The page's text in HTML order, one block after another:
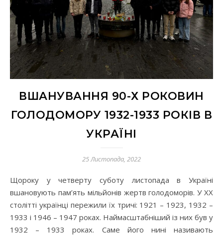
ВШАНУВАННЯ 90-Х РОКОВИН
ГОЛОДОМОРУ 1932-1933 РОКІВ В
УКРАЇНІ
25 Листопада, 2022
Щороку у четверту суботу листопада в Україні
вшановують пам’ять мільйонів жертв голодоморів. У ХХ
столітті українці пережили їх тричі: 1921 – 1923, 1932 –
1933 і 1946 – 1947 роках. Наймасштабніший із них був у
1932 – 1933 роках. Саме його нині називають